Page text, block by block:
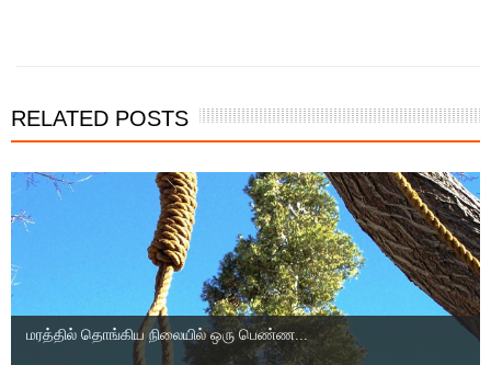
RELATED POSTS
மரத்தில் தொங்கிய நிலையில் ஒரு பெண்ண...